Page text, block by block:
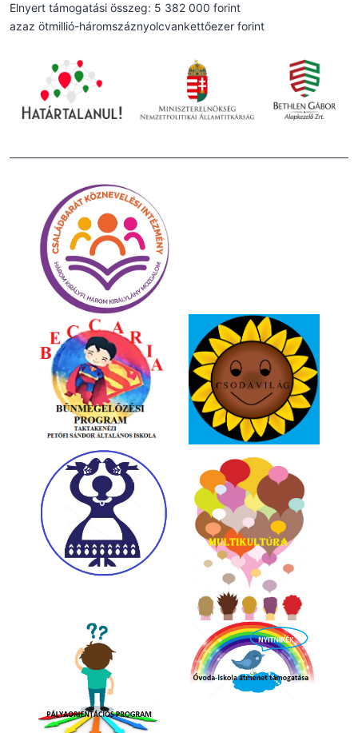
Elnyert támogatási összeg: 5 382 000 forint
azaz ötmillió-háromszáznyolcvankettőezer forint